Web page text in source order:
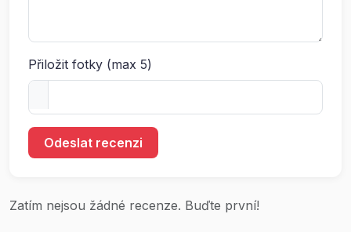
Přiložit fotky (max 5)
Odeslat recenzi
Zatím nejsou žádné recenze. Buďte první!